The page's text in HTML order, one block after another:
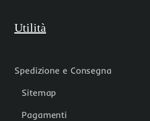
Utilità
Spedizione e Consegna
Sitemap
Pagamenti